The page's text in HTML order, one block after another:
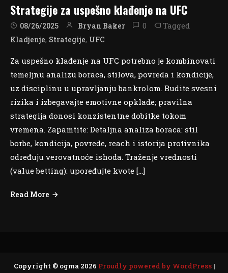
Strategije za uspešno klađenje na UFC
08/26/2025 Bryan Baker 0 Tagged
Kladjenje, Strategije, UFC
Za uspešno klađenje na UFC potrebno je kombinovati
temeljnu analizu boraca, stilova, povreda i kondicije,
uz disciplinu u upravljanju bankrolom. Budite svesni
rizika i izbegavajte emotivne opklade; pravilna
strategija donosi konzistentne dobitke tokom
vremena. Zapamtite: Detaljna analiza boraca: stil
borbe, kondicija, povrede, reach i istorija protivnika
određuju verovatnoće ishoda. Traženje vrednosti
(value betting): upoređujte kvote […]
Read More
Copyright © ogma 2026 Proudly powered by WordPress |